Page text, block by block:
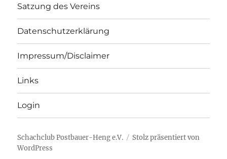
Satzung des Vereins
Datenschutzerklärung
Impressum/Disclaimer
Links
Login
Schachclub Postbauer-Heng e.V.
Stolz präsentiert von
WordPress